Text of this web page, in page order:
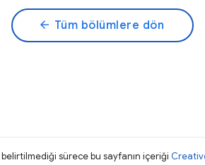
arrow_back Tüm bölümlere dön
belirtilmediği sürece bu sayfanın içeriği